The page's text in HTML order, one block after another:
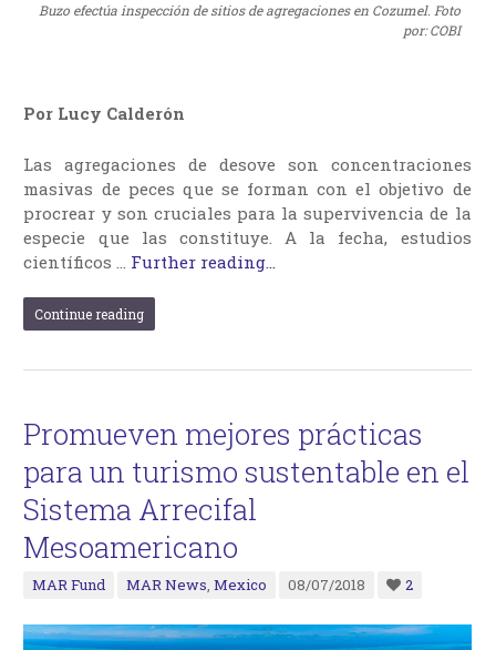
Buzo efectúa inspección de sitios de agregaciones en Cozumel. Foto
por: COBI
Por Lucy Calderón
Las agregaciones de desove son concentraciones
masivas de peces que se forman con el objetivo de
procrear y son cruciales para la supervivencia de la
especie que las constituye. A la fecha, estudios
científicos … Further reading...
Continue reading
Promueven mejores prácticas
para un turismo sustentable en el
Sistema Arrecifal
Mesoamericano
MAR Fund MAR News,Mexico 08/07/2018 2